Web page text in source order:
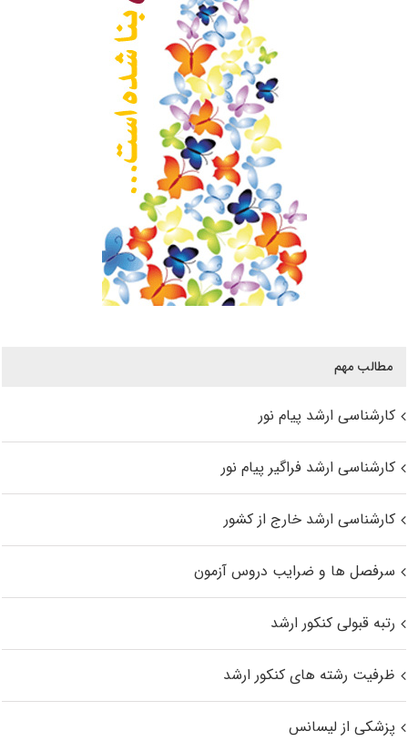
مطالب مهم
کارشناسی ارشد پیام نور
کارشناسی ارشد فراگیر پیام نور
کارشناسی ارشد خارج از کشور
سرفصل ها و ضرایب دروس آزمون
رتبه قبولی کنکور ارشد
ظرفیت رشته های کنکور ارشد
پزشکی از لیسانس